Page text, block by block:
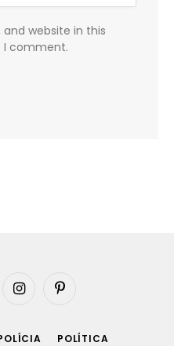
website in this
I comment.
InstagramPinterest
POLÍTICA